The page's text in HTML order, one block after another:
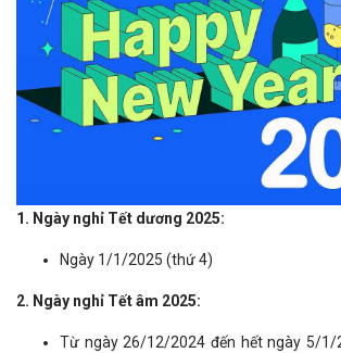
1. Ngày nghỉ Tết dương 2025:
Ngày 1/1/2025 (thứ 4)
2. Ngày nghỉ Tết âm 2025:
Từ ngày 26/12/2024 đến hết ngày 5/